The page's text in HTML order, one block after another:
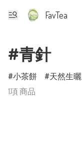
FavTea
#青針
小茶餅 天然生曬
1項 商品